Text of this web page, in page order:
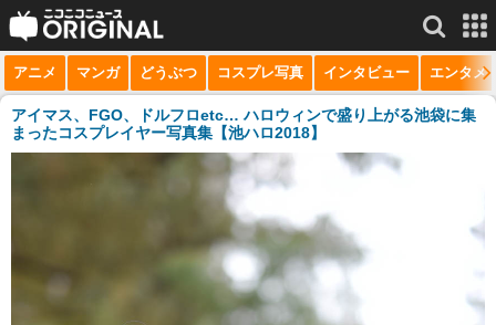
サービス一覧 もっと見る
niconico
チャンネル
アニメ マンガ どうぶつ コスプレ写真 インタビュー エンタメ
アイマス、FGO、ドルフロetc… ハロウィンで盛り上がる池袋に集
まったコスプレイヤー写真集【池ハロ2018】